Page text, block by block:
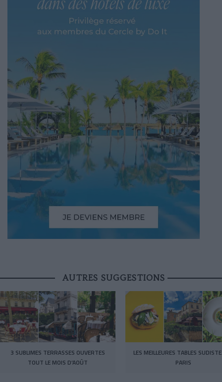
AUTRES SUGGESTIONS
3 SUBLIMES TERRASSES OUVERTES
TOUT LE MOIS D’AOÛT
LES MEILLEURES TABLES
PARIS